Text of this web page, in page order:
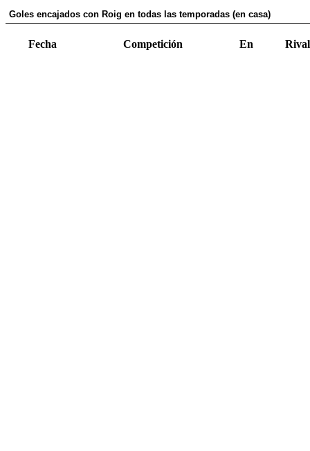
Goles encajados con Roig en todas las temporadas (en casa)
Fecha Competición En Rival